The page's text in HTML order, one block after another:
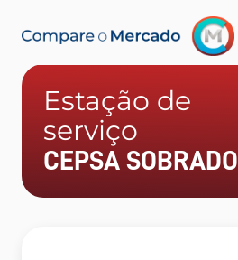
Estação de
serviço
CEPSA SOBRADO